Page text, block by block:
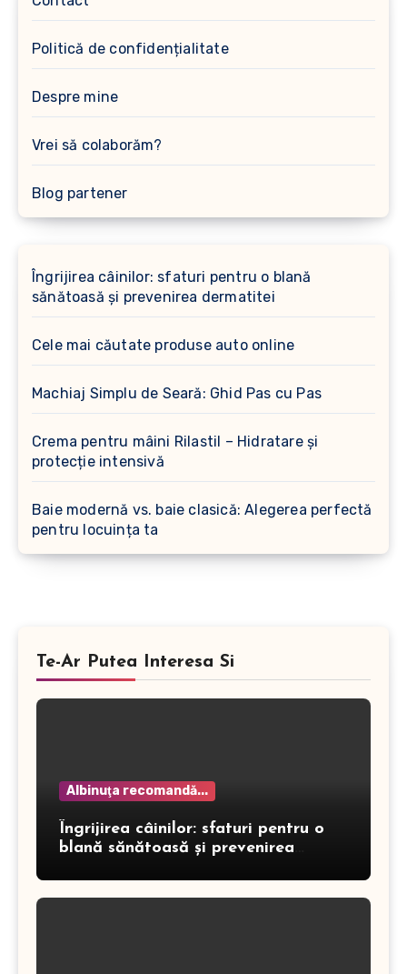
Politică de confidențialitate
Despre mine
Vrei să colaborăm?
Blog partener
Îngrijirea câinilor: sfaturi pentru o blană
sănătoasă și prevenirea dermatitei
Cele mai căutate produse auto online
Machiaj Simplu de Seară: Ghid Pas cu Pas
Crema pentru mâini Rilastil – Hidratare și
protecție intensivă
Baie modernă vs. baie clasică: Alegerea perfectă
pentru locuința ta
Te-Ar Putea Interesa Si
Albinuţa recomandă...
Îngrijirea câinilor: sfaturi pentru o
blană sănătoasă și prevenirea